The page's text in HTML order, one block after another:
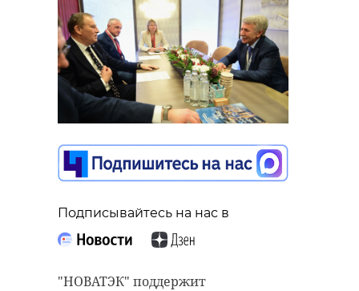
Подписывайтесь на нас в
"НОВАТЭК" поддержит